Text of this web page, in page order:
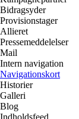
Bidragsyder
Provisionstager
Allieret
Pressemeddelelser
Mail
Intern navigation
Navigationskort
Historier
Galleri
Blog
Indholdsfeed